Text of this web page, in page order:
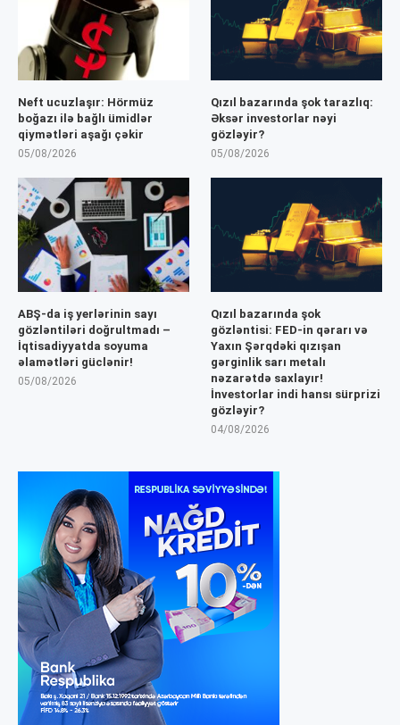
Neft ucuzlaşır: Hörmüz
boğazı ilə bağlı ümidlər
qiymətləri aşağı çəkir
05/08/2026
Qızıl bazarında şok tarazlıq:
Əksər investorlar nəyi
gözləyir?
05/08/2026
ABŞ-da iş yerlərinin sayı
gözləntiləri doğrultmadı –
İqtisadiyyatda soyuma
əlamətləri güclənir!
05/08/2026
Qızıl bazarında şok
gözləntisi: FED-in qərarı və
Yaxın Şərqdəki qızışan
gərginlik sarı metalı
nəzarətdə saxlayır!
İnvestorlar indi hansı sürprizi
gözləyir?
04/08/2026